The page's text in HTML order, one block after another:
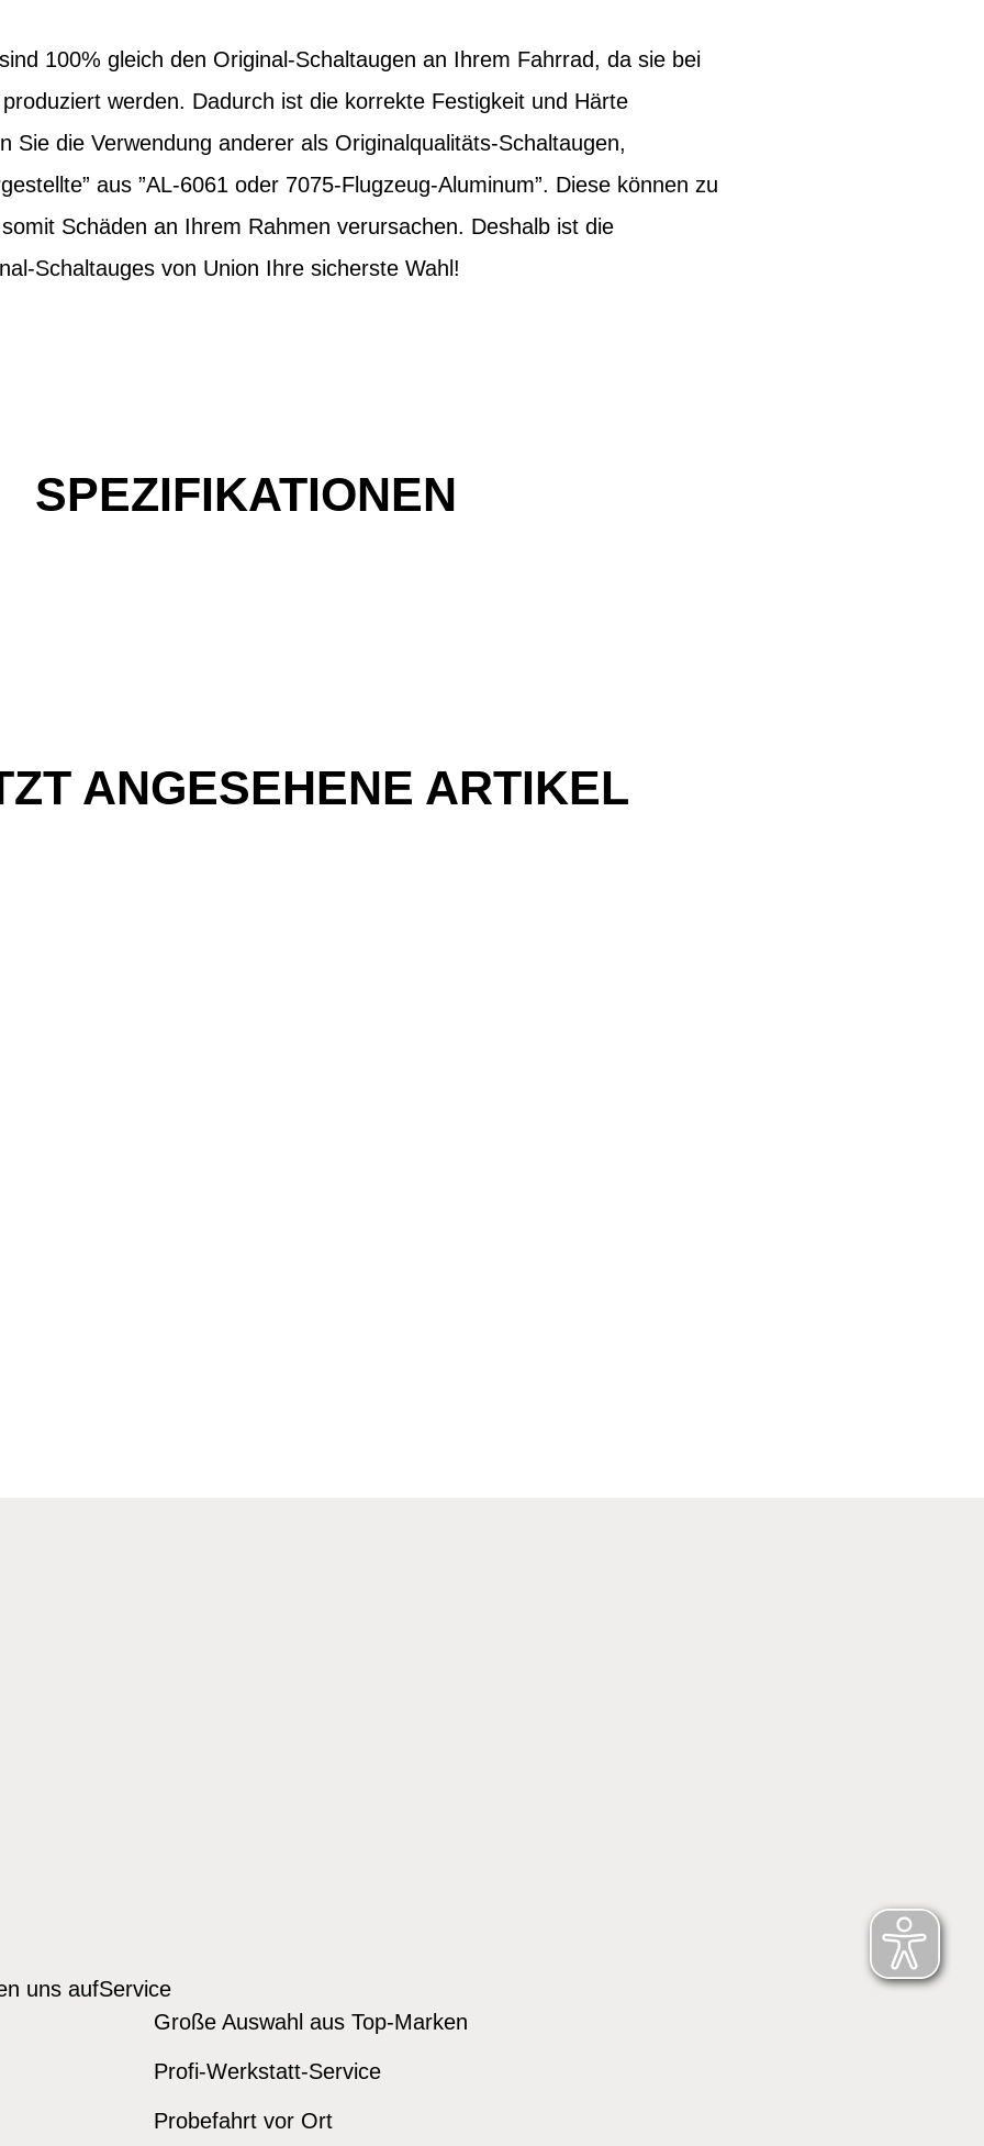
100% gleich den Original-Schaltaugen an Ihrem Fahrrad, da sie bei
werden. Dadurch ist die korrekte Festigkeit und Härte
Sie die Verwendung anderer als Originalqualitäts-Schaltaugen,
aus ”AL-6061 oder 7075-Flugzeug-Aluminum”. Diese können zu
Schäden an Ihrem Rahmen verursachen. Deshalb ist die
Schaltauges von Union Ihre sicherste Wahl!
SPEZIFIKATIONEN
ANGESEHENE ARTIKEL
uns aufService
Große Auswahl aus Top-Marken
Profi-Werkstatt-Service
Probefahrt vor Ort